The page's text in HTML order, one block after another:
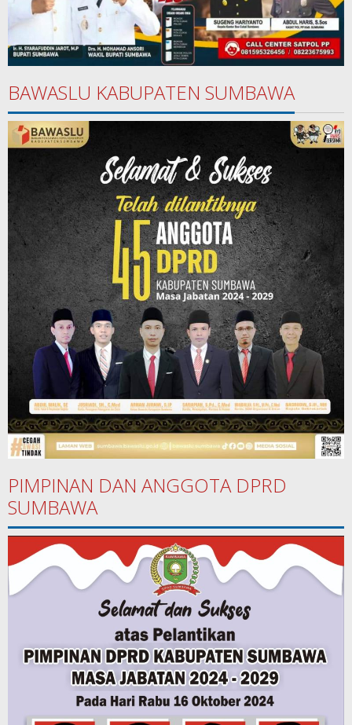
BAWASLU KABUPATEN SUMBAWA
PIMPINAN DAN ANGGOTA DPRD
SUMBAWA